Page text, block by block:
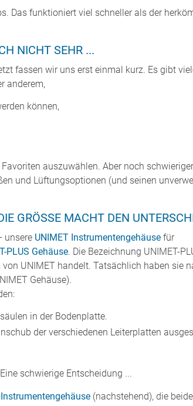
Das funktioniert viel schneller als der
NICHT SEHR ...
fassen wir uns erst einmal kurz. Es gibt
anderem,
können,
auszuwählen. Aber noch
und Lüftungsoptionen (und seinen
GRÖSSE MACHT DEN
unsere UNIMET Instrumentengehäuse für
PLUS Gehäuse. Die Bezeichnung UNIMET-
UNIMET handelt. Tatsächlich haben sie
Gehäuse).
in der Bodenplatte.
der verschiedenen Leiterplatten
schwierige Entscheidung ...
(nachstehend), die